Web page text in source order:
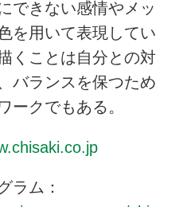
できない感情やメッ
を用いて表現してい
くことは自分との対
バランスを保つため
ークでもある。
ラム：